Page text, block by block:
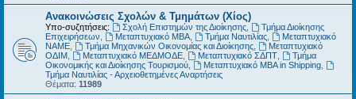
Ανακοινώσεις Σχολών & Τμημάτων (Χίος)
Υπο-συζητήσεις: Σχολή Επιστημών της Διοίκησης,
Τμήμα Διοίκησης
Επιχειρήσεων
Μεταπτυχιακό MBA, Τμήμα Ναυτιλίας,
Μεταπτυχιακό
ΝΑΜΕ
Τμήμα Μηχανικών Οικονομίας και Διοίκησης,
Μεταπτυχιακό
ΟΔΙΜ
Μεταπτυχιακό ΜΕΔΜΟΔΕ, Μεταπτυχιακό ΣΔΠΤ,
Τμήμα
Οικονομικής και Διοίκησης Τουρισμού
Μεταπτυχιακό MBA in Shipping,
Τμήμα Ναυτιλίας - Αρχειοθετημένες Αναρτήσεις
Θέματα: 11989